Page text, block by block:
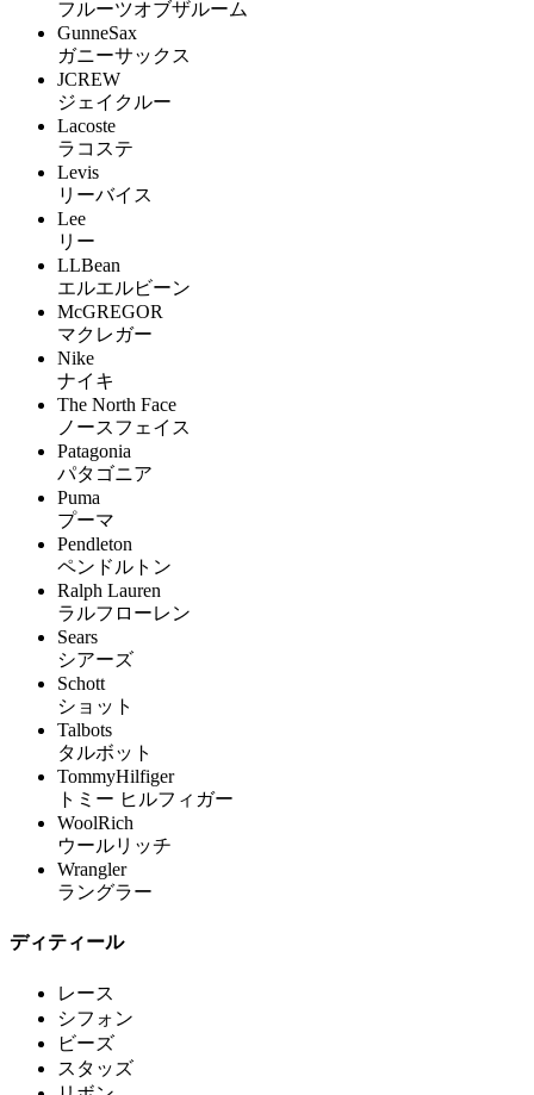
フルーツオブザルーム
GunneSax
ガニーサックス
JCREW
ジェイクルー
Lacoste
ラコステ
Levis
リーバイス
Lee
リー
LLBean
エルエルビーン
McGREGOR
マクレガー
Nike
ナイキ
The North Face
ノースフェイス
Patagonia
パタゴニア
Puma
プーマ
Pendleton
ペンドルトン
Ralph Lauren
ラルフローレン
Sears
シアーズ
Schott
ショット
Talbots
タルボット
TommyHilfiger
トミー ヒルフィガー
WoolRich
ウールリッチ
Wrangler
ラングラー
ディティール
レース
シフォン
ビーズ
スタッズ